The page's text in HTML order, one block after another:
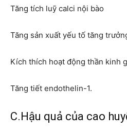
Tăng tích luỹ calci nội bào
Tăng sản xuất yếu tố tăng
Kích thích hoạt động thần kinh
Tăng tiết endothelin-1.
C.Hậu quả của cao